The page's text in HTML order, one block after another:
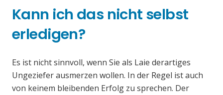
Kann ich das nicht selbst
erledigen?
Es ist nicht sinnvoll, wenn Sie als Laie derartiges
Ungeziefer ausmerzen wollen. In der Regel ist auch
von keinem bleibenden Erfolg zu sprechen. Der